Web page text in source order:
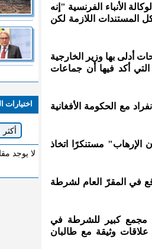
الأنباء الفرنسية "إنه
المستندات اللازمة لكن
أدلى بها وزير الخارجية
التي أكد فيها أن جماعات
مع الحكومة الأفغانية
الإرهاب" مستنكرًا اتخاذ
من 80 شرطيا في مسجد واقع في المقرّ العام لشرطة
مجمع كبير للشرطة في
وثيقة مع طالبان
اختيارات
لا يوجد